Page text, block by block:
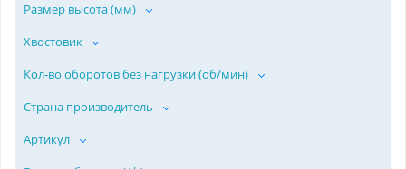
Размер высота (мм)
Хвостовик
Кол-во оборотов без нагрузки (об/мин)
Страна производитель
Артикул